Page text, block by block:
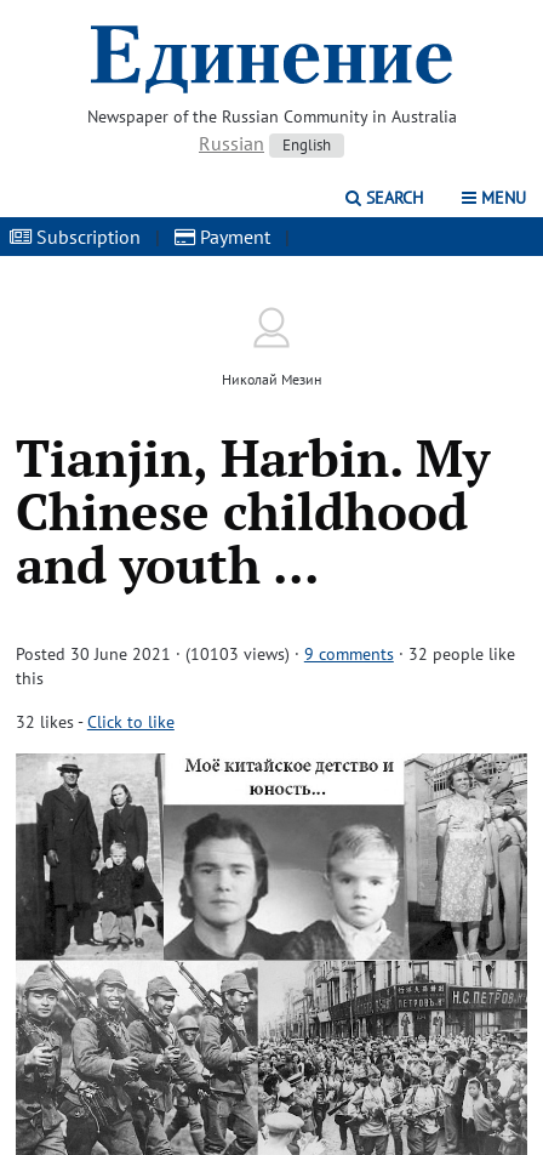
Newspaper of the Russian Community in Australia
Russian English
SEARCH MENU
Subscription | Payment |
Николай Мезин
Tianjin, Harbin. My
Chinese childhood
and youth ...
Posted 30 June 2021 · (10103 views) · 9 comments · 32 people like
this
32 likes-Click to like